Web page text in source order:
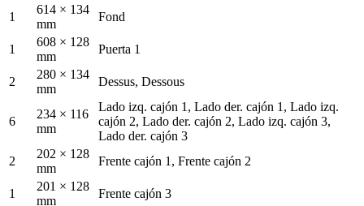
1
614 × 134
mm
Fond
1
608 × 128
mm
Puerta 1
2
280 × 134
mm
Dessus, Dessous
6
234 × 116
mm
Lado izq. cajón 1, Lado der. cajón 1, Lado izq.
cajón 2, Lado der. cajón 2, Lado izq. cajón 3,
Lado der. cajón 3
2
202 × 128
mm
Frente cajón 1, Frente cajón 2
1
201 × 128
mm
Frente cajón 3